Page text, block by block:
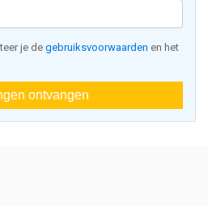
je de gebruiksvoorwaarden en het
ontvangen